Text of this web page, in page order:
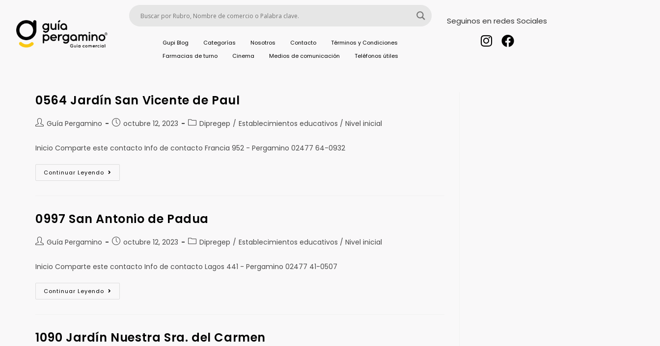
Gupi Blog Categorías Nosotros Contacto
Términos y Condiciones
Farmacias de turno
Cinema Medios de comunicación Teléfonos útiles
Seguinos en redes Sociales
0564 Jardín San Vicente de Paul
Guía Pergamino octubre 12, 2023 Dipregep / Establecimientos educativos / Nivel inicial
Inicio Comparte este contacto Info de contacto Francia 952 - Pergamino 02477 64-0932
Continuar Leyendo
0997 San Antonio de Padua
Guía Pergamino octubre 12, 2023 Dipregep / Establecimientos educativos / Nivel inicial
Inicio Comparte este contacto Info de contacto Lagos 441 - Pergamino 02477 41-0507
Continuar Leyendo
1090 Jardín Nuestra Sra. del Carmen